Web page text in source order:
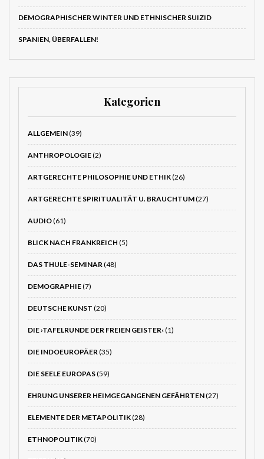
DEMOGRAPHISCHER WINTER UND ETHNISCHER SUIZID
SPANIEN, ÜBERFALLEN!
Kategorien
ALLGEMEIN(39)
ANTHROPOLOGIE(2)
ARTGERECHTE PHILOSOPHIE UND ETHIK(26)
ARTGERECHTE SPIRITUALITÄT U. BRAUCHTUM(27)
AUDIO(61)
BLICK NACH FRANKREICH (5)
DAS THULE-SEMINAR (48)
DEMOGRAPHIE(7)
DEUTSCHE KUNST (20)
DIE ›TAFELRUNDE DER FREIEN GEISTER‹(1)
DIE INDOEUROPÄER (35)
DIE SEELE EUROPAS(59)
EHRUNG UNSERER HEIMGEGANGENEN GEFÄHRTEN(27)
ELEMENTE DER METAPOLITIK(28)
ETHNOPOLITIK(70)